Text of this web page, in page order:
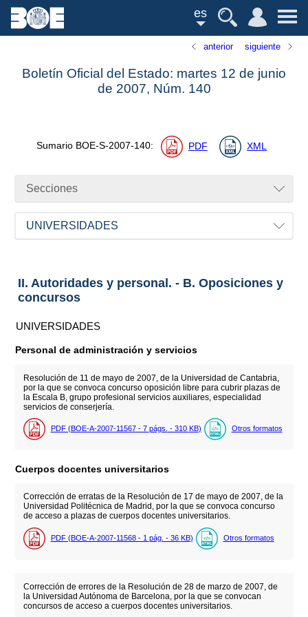
es
anterior siguiente
Boletín Oficial del Estado: martes 12 de junio
de 2007, Núm. 140
Sumario BOE-S-2007-140: PDF XML
Secciones
UNIVERSIDADES
II. Autoridades y personal. - B. Oposiciones y
concursos
UNIVERSIDADES
Personal de administración y servicios
Resolución de 11 de mayo de 2007, de la Universidad de Cantabria,
por la que se convoca concurso oposición libre para cubrir plazas de
la Escala B, grupo profesional servicios auxiliares, especialidad
servicios de conserjería.
PDF (BOE-A-2007-11567 - 7 págs. - 310 KB) Otros formatos
Cuerpos docentes universitarios
Corrección de erratas de la Resolución de 17 de mayo de 2007, de la
Universidad Politécnica de Madrid, por la que se convoca concurso
de acceso a plazas de cuerpos docentes universitarios.
PDF (BOE-A-2007-11568 - 1 pág. - 36 KB) Otros formatos
Corrección de errores de la Resolución de 28 de marzo de 2007, de
la Universidad Autónoma de Barcelona, por la que se convocan
concursos de acceso a cuerpos docentes universitarios.